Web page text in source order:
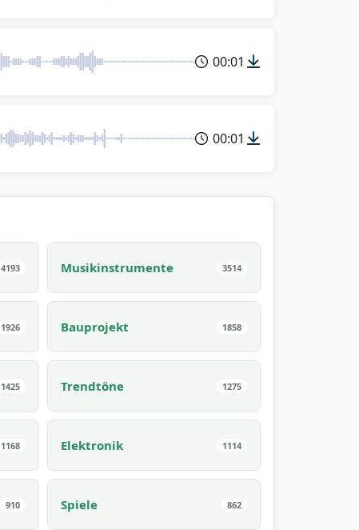
00:01
00:01
4193 Musikinstrumente 3514
1926 Bauprojekt 1858
1425 Trendtöne 1275
1168 Elektronik 1114
910 Spiele 862